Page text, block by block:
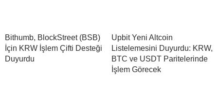
Bithumb, BlockStreet (BSB)
İçin KRW İşlem Çifti Desteği
Duyurdu
Upbit Yeni Altcoin
Listelemesini Duyurdu: KRW,
BTC ve USDT Paritelerinde
İşlem Görecek